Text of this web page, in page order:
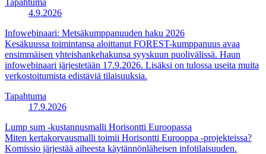
Tapahtuma
4.9.2026
Infowebinaari: Metsäkumppanuuden haku 2026
Kesäkuussa toimintansa aloittanut FOREST-kumppanuus avaa
ensimmäisen yhteishankehakunsa syyskuun puolivälissä. Haun
infowebinaari järjestetään 17.9.2026. Lisäksi on tulossa useita muita
verkostoitumista edistäviä tilaisuuksia.
Tapahtuma
17.9.2026
Lump sum -kustannusmalli Horisontti Euroopassa
Miten kertakorvausmalli toimii Horisontti Eurooppa -projekteissa?
Komissio järjestää aiheesta käytännönläheisen infotilaisuuden.